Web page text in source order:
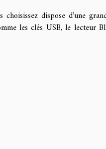
dispose d’une
les clés USB, le lecteur